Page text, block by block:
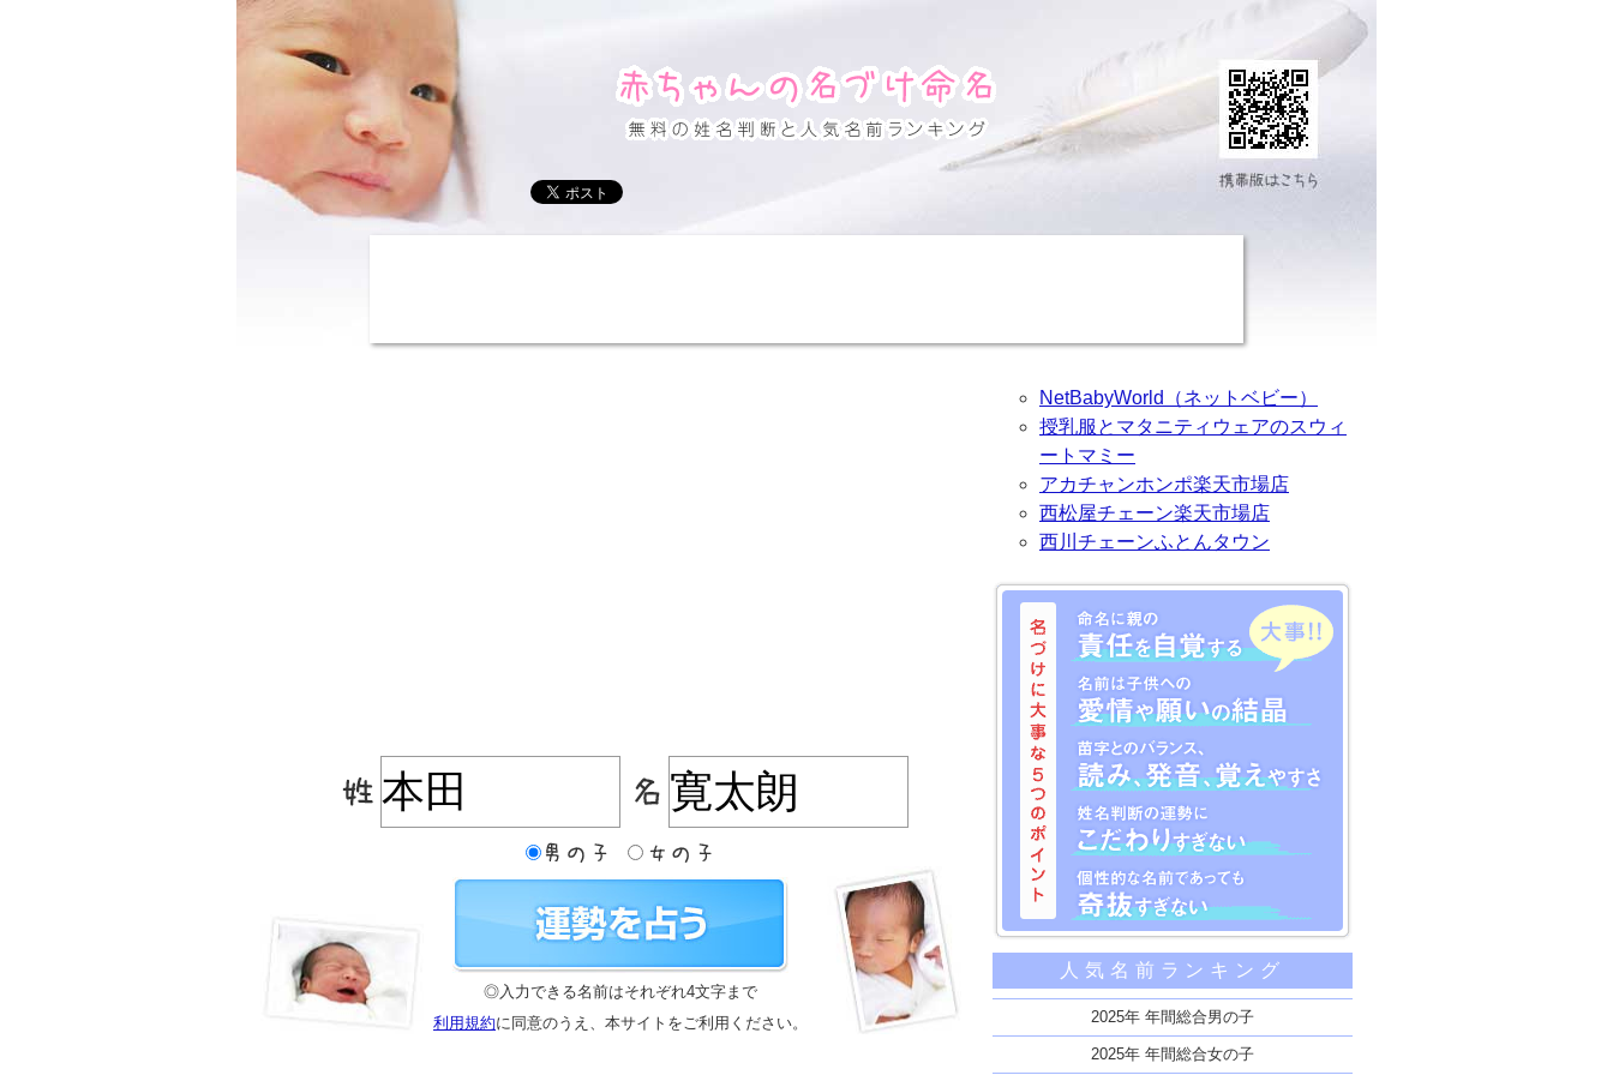
◎入力できる名前はそれぞれ4文字まで
利用規約に同意のうえ、本サイトをご利用ください。
NetBabyWorld（ネットベビー）
授乳服とマタニティウェアのスウィ
ートマミー
アカチャンホンポ楽天市場店
西松屋チェーン楽天市場店
西川チェーンふとんタウン
名づけに大事な5つのポイント
命名に親の責任を自覚する
名前は子供への愛情や願いの結晶
苗字とのバランス、読み、発音、覚えやすさ
姓名判断の運勢にこだわりすぎない
人気名前ランキング
2025年 年間総合男の子
2025年 年間総合女の子